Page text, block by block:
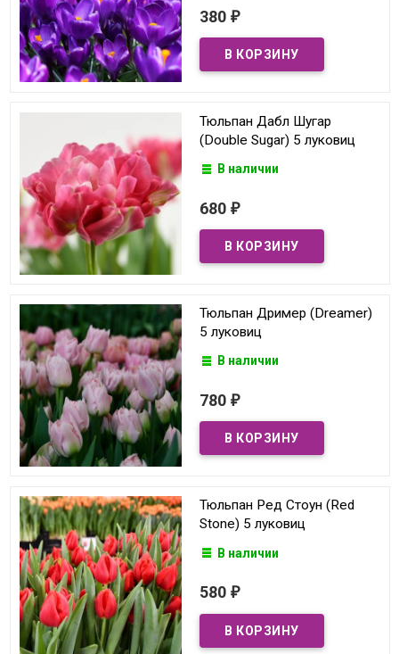
380 ₽
Тюльпан Дабл Шугар
(Double Sugar) 5 луковиц
В наличии
680 ₽
Тюльпан Дример (Dreamer)
5 луковиц
В наличии
780 ₽
Тюльпан Ред Стоун (Red
Stone) 5 луковиц
В наличии
580 ₽